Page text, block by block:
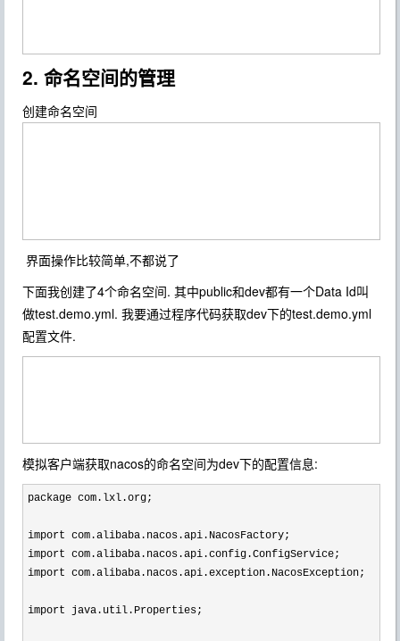
2. 命名空间的管理
创建命名空间
界面操作比较简单,不都说了
下面我创建了4个命名空间. 其中public和dev都有一个Data Id叫
做test.demo.yml. 我要通过程序代码获取dev下的test.demo.yml
配置文件.
模拟客户端获取nacos的命名空间为dev下的配置信息:
package com.lxl.org;
import com.alibaba.nacos.api.NacosFactory;
import com.alibaba.nacos.api.config.ConfigService;
import com.alibaba.nacos.api.exception.NacosException;
import java.util.Properties;